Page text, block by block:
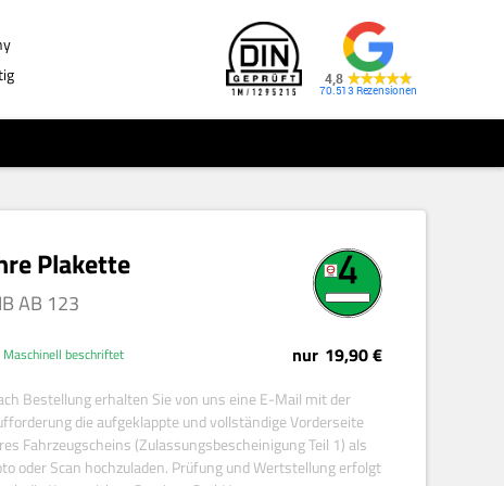
4,8
70.513
Plakette
AB 123
Maschinell beschriftet nur 19,90 €
Bestellung erhalten Sie von uns eine E-Mail mit der
die aufgeklappte und vollständige Vorderseite
Fahrzeugscheins (Zulassungsbescheinigung Teil 1) als
oder Scan hochzuladen. Prüfung und Wertstellung erfolgt